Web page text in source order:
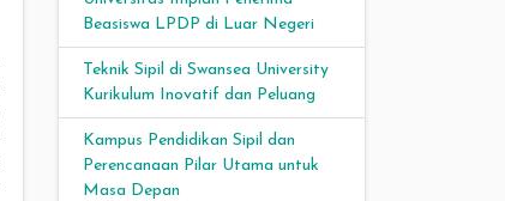
Beasiswa LPDP di Luar Negeri
Teknik Sipil di Swansea University
Kurikulum Inovatif dan Peluang
Kampus Pendidikan Sipil dan
Perencanaan Pilar Utama untuk
Masa Depan